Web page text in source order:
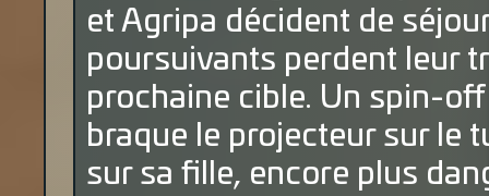
et Agripa décident de
poursuivants perdent leur
prochaine cible. Un spin-
braque le projecteur sur le
sur sa fille, encore plus